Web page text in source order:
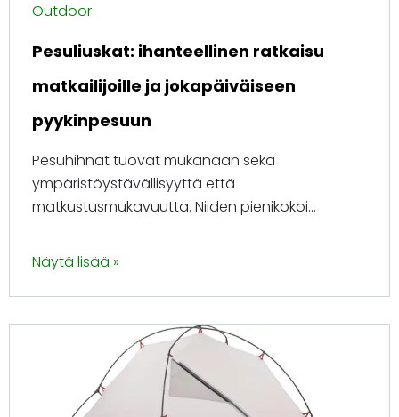
Outdoor
Pesuliuskat: ihanteellinen ratkaisu
matkailijoille ja jokapäiväiseen
pyykinpesuun
Pesuhihnat tuovat mukanaan sekä
ympäristöystävällisyyttä että
matkustusmukavuutta. Niiden pienikokoi...
Näytä lisää »